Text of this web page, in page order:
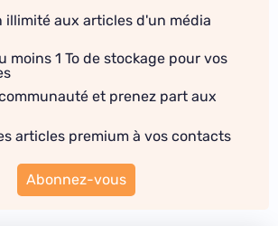
illimité aux articles d'un média
moins 1 To de stockage pour vos
et prenez part aux
articles premium à vos contacts
Abonnez-vous